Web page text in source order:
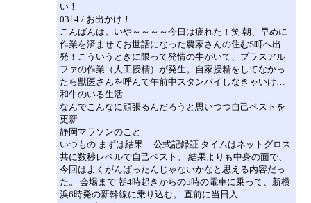
い！
0314 / お出かけ！
こんばんは。いや～～～～今日は疲れた！笑 朝、早めに
作業を済ませてお世話になった農家さんの住むS町へ出
発！こういうときに限って発情の牛がいて、プラスアル
ファの作業（人工授精）が発生。自家授精をしてなかっ
たら獣医さんを呼んで午前中スタンバイしなきゃいけ…
和牛のいる生活
なんでこんなに頑張るんだろうと思いつつ自己ベストを
更新
静岡マラソンのこと
いつもの まずは結果.... 公式記録証 タイムはネットグロス
共に数秒レベルで自己ベスト。 結果よりも中身の面で、
今回はよくがんばったんじゃないかなと思える内容だっ
た。 会場まで 朝4時起きからの5時の電車に乗って、新横
浜6時発の新幹線に乗り込む。 直前に当日入…